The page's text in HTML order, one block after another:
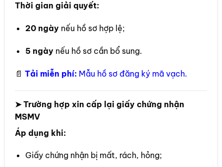
Thời gian giải quyết:
20 ngày nếu hồ sơ hợp lệ;
5 ngày nếu hồ sơ cần bổ sung.
📄 Tải miễn phí: Mẫu hồ sơ đăng ký mã vạch.
➤ Trường hợp xin cấp lại giấy chứng nhận
MSMV
Áp dụng khi:
Giấy chứng nhận bị mất, rách, hỏng;